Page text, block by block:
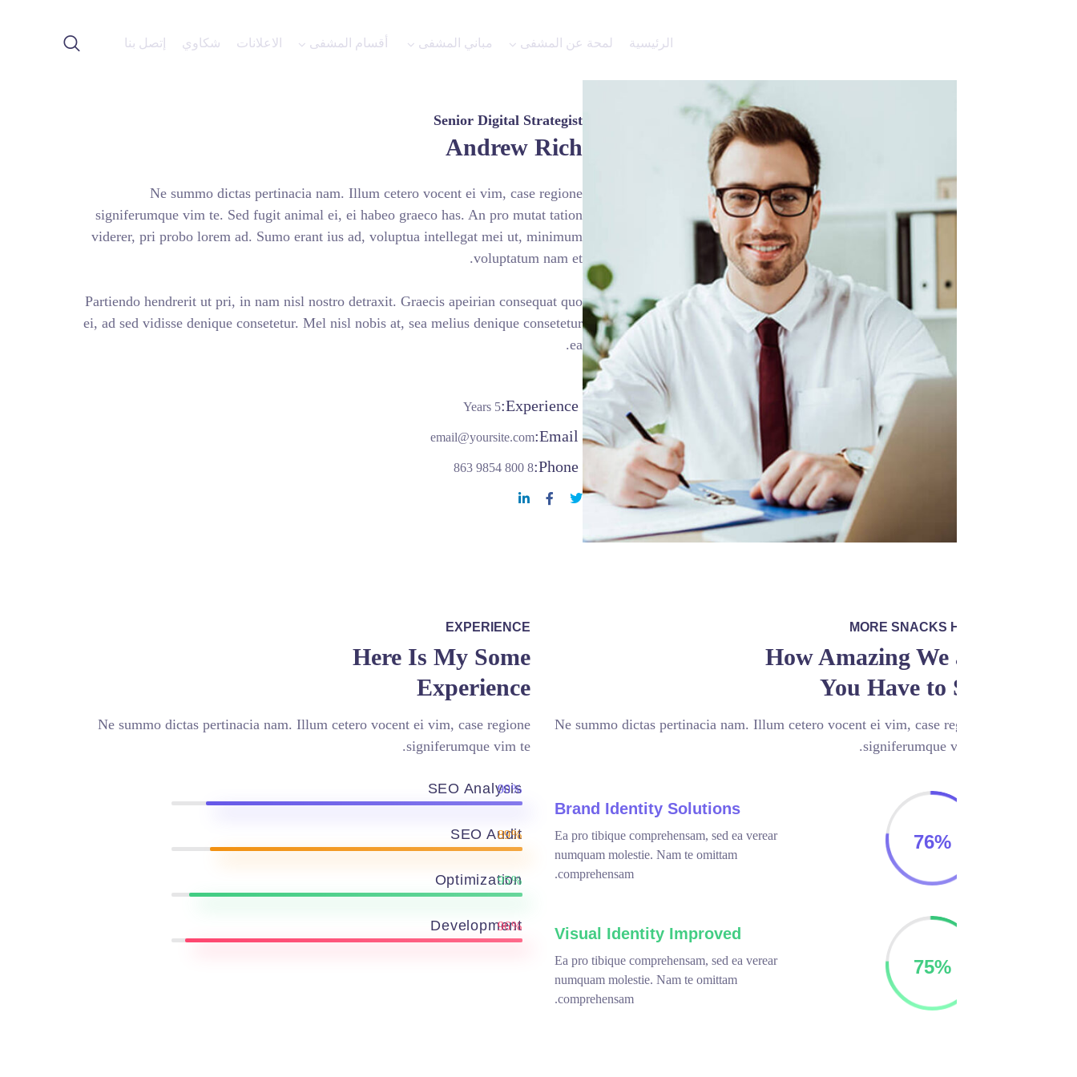
لمحة عن المشفى مباني المشفى أقسام المشفى الاعلانات شكاوي إتصل بنا
Senior Digital Strategist
Andrew Rich
Ne summo dictas pertinacia nam. Illum cetero vocent ei vim, case regione
signiferumque vim te. Sed fugit animal ei, ei habeo graeco has. An pro mutat tation
viderer, pri probo lorem ad. Sumo erant ius ad, voluptua intellegat mei ut, minimum
Partiendo hendrerit ut pri, in nam nisl nostro detraxit. Graecis apeirian consequat quo
ei, ad sed vidisse denique consetetur. Mel nisl nobis at, sea melius denique consetetur
Experience:
5 Years
Email:
email@yoursite.com
Phone:
8 800 9854 863
How Amazing We
You Have to
Ne summo dictas pertinacia nam. Illum cetero vocent ei vim, case
Brand Identity Solutions
Ea pro tibique comprehensam, sed ea verear
numquam molestie. Nam te omittam
Visual Identity Improved
Ea pro tibique comprehensam, sed ea verear
numquam molestie. Nam te omittam
Here Is My Some
Ne summo dictas pertinacia nam. Illum cetero vocent ei vim, case regione
signiferumque vim te.
SEO Audit
89%
Optimization
95%
Development
96%